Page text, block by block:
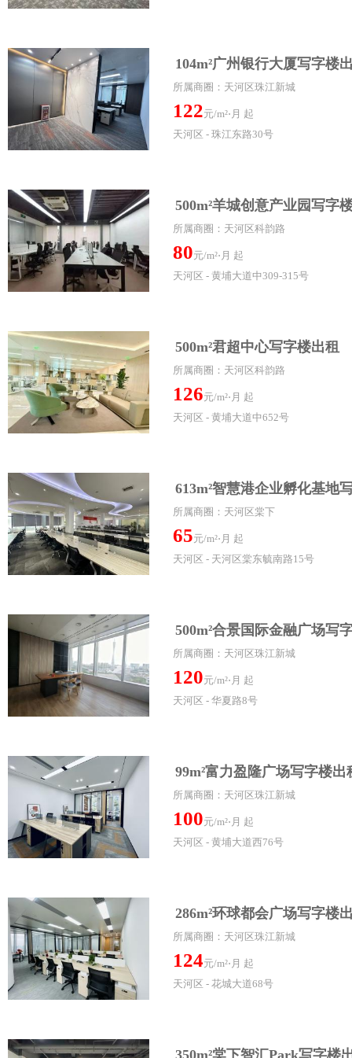
104m²广州银行大厦写字楼
所属商圈：天河区珠江新城
122元/m²⋅月 起
天河区 - 珠江东路30号
500m²羊城创意产业园写字
所属商圈：天河区科韵路
80元/m²⋅月 起
天河区 - 黄埔大道中309-315号
500m²君超中心写字楼出租
所属商圈：天河区科韵路
126元/m²⋅月 起
天河区 - 黄埔大道中652号
613m²智慧港企业孵化基地
所属商圈：天河区棠下
65元/m²⋅月 起
天河区 - 天河区棠东毓南路15号
500m²合景国际金融广场写
所属商圈：天河区珠江新城
120元/m²⋅月 起
天河区 - 华夏路8号
99m²富力盈隆广场写字楼出
所属商圈：天河区珠江新城
100元/m²⋅月 起
天河区 - 黄埔大道西76号
286m²环球都会广场写字楼
所属商圈：天河区珠江新城
124元/m²⋅月 起
天河区 - 花城大道68号
350m²棠下智汇Park写字楼